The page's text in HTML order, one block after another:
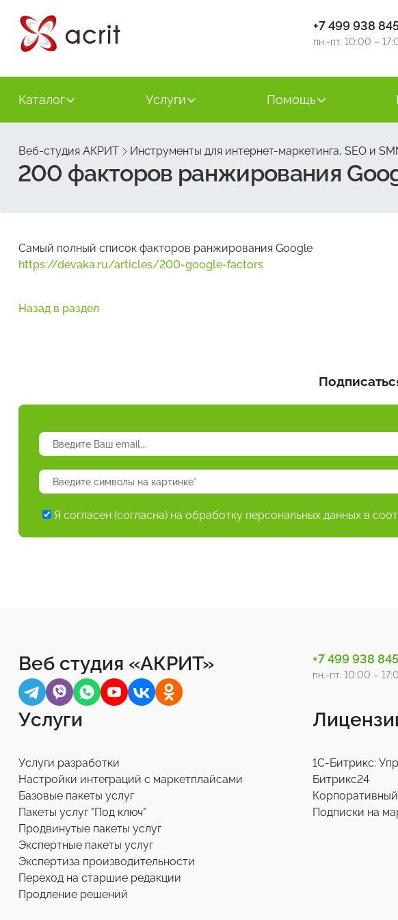
+7 499 938
пн.-пт. 10:00 –
Каталог Услуги Помощь
Веб-студия АКРИТ Инструменты для интернет-маркетинга, SEO и
200 факторов ранжирования
Самый полный список факторов ранжирования Google
https://devaka.ru/articles/200-google-factors
Назад в раздел
Я согласен (согласна) на обработку персональных данных в
Веб студия «АКРИТ» +7 499 938
пн.-пт. 10:00 –
Услуги
Услуги разработки
Настройки интеграций с маркетплайсами
Базовые пакеты услуг
Пакеты услуг "Под ключ"
Продвинутые пакеты услуг
Экспертные пакеты услуг
Экспертиза производительности
Переход на старшие редакции
Продление решений
1С-Битрикс:
Битрикс24
Подписки на